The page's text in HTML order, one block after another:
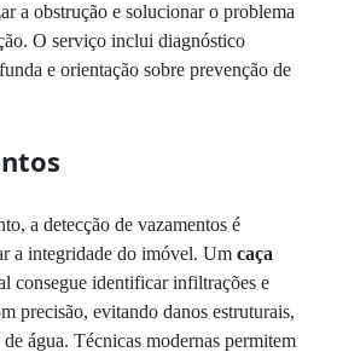
a obstrução e solucionar o problema
O serviço inclui diagnóstico
e orientação sobre prevenção de
a detecção de vazamentos é
a integridade do imóvel. Um caça
consegue identificar infiltrações e
precisão, evitando danos estruturais,
água. Técnicas modernas permitem